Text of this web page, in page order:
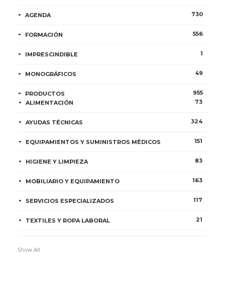
AGENDA 730
FORMACIÓN 556
IMPRESCINDIBLE 1
MONOGRÁFICOS 49
PRODUCTOS
955
ALIMENTACIÓN
73
AYUDAS TÉCNICAS 324
EQUIPAMIENTOS Y SUMINISTROS MÉDICOS 151
HIGIENE Y LIMPIEZA 83
MOBILIARIO Y EQUIPAMIENTO 163
SERVICIOS ESPECIALIZADOS 117
TEXTILES Y ROPA LABORAL 21
Show All